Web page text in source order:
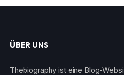
ÜBER UNS
Thebiography ist eine Blog-